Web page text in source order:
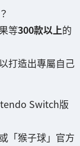
等300款以上的
打造出專屬自己
Switch版
或「猴子球」官方